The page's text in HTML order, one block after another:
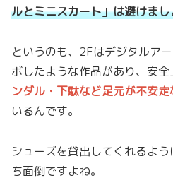
ルとミニスカート」は避けまし
というのも、2Fはデジタルア
ボしたような作品があり、安全
ンダル・下駄など足元が不安
いるんです。
シューズを貸出してくれるよ
ち面倒ですよね。